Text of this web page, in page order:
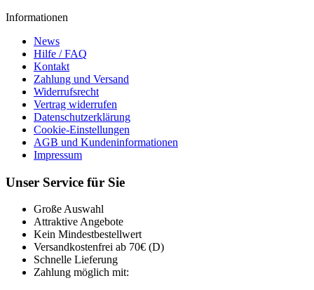
Informationen
News
Hilfe / FAQ
Kontakt
Zahlung und Versand
Widerrufsrecht
Vertrag widerrufen
Datenschutzerklärung
Cookie-Einstellungen
AGB und Kundeninformationen
Impressum
Unser Service für Sie
Große Auswahl
Attraktive Angebote
Kein Mindestbestellwert
Versandkostenfrei ab 70€ (D)
Schnelle Lieferung
Zahlung möglich mit: